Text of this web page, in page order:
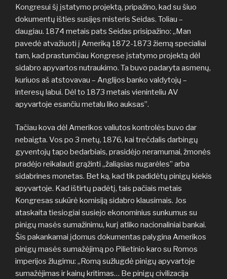
Kongresui šį įstatymo projektą, pripažino, kad su šiuo
dokumentų išties susijęs misteris Seidas. Toliau –
daugiau. 1874 metais pats Seidas prisipažino: „Man
pavedė atvažiuoti į Ameriką 1872-1873 žiemą specialiai
tam, kad prastumčiau Kongrese įstatymo projektą dėl
sidabro apyvartos nutraukimo. Ta buvo padaryta asmenų,
kuriuos aš atstovavau – Anglijos banko valdytojų –
interesų labui. Dėl to 1873 metais vieninteliu AV
apyvartoje esančiu metalu liko auksas”.
Tačiau kova dėl Amerikos valiutos kontrolės buvo dar
nebaigta. Vos po 3 metų, 1876, kai trečdalis darbingų
gyventojų tapo bedarbiais, prasidėjo neramumai, žmonės
pradėjo reikalauti grąžinti „žaliąsias nugarėles” arba
sidabrines monetas. Bet ką, kad tik padidėtų pinigų kiekis
apyvartoje. Kad ištirtų padėtį, tais pačiais metais
Kongresas sukūrė komisiją sidabro klausimais. Jos
ataskaita tiesiogiai susiejo ekonominius sunkumus su
pinigų masės sumažinimu, kurį atliko nacionaliniai bankai.
Šis pakankamai įdomus dokumentas palygina Amerikos
pinigų masės sumažėjimą po Pilietinio karo su Romos
imperijos žlugimu: „Romą sužlugdė pinigų apyvartoje
sumažėjimas ir kainų kritimas… Be pinigų civilizacija